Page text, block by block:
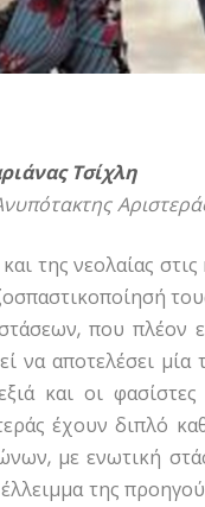
Τσίχλη
της νεολαίας
που πλέον
αποτελέσει μία
και οι
έχουν διπλό
με ενωτική
της